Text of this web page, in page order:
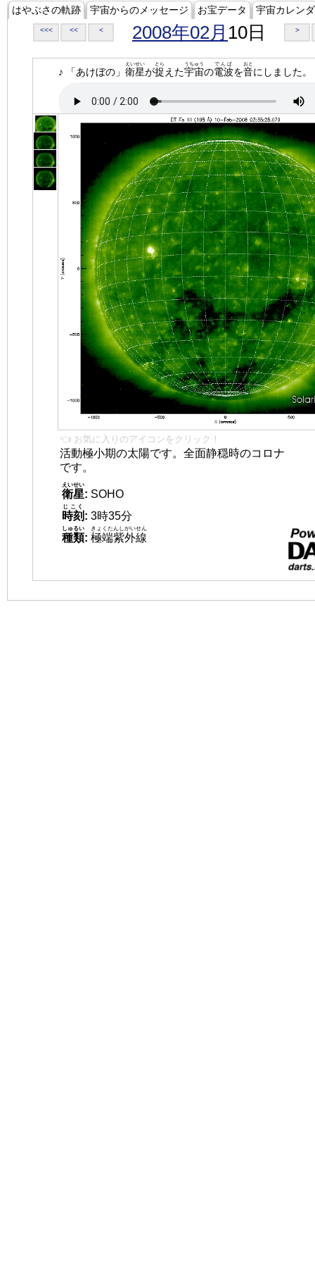
はやぶさの軌跡 宇宙からのメッセージ お宝データ 宇宙カレン
<<< << < 2008年02月 10日 >
♪ 「あけぼの」 衛星
えいせい
が捉
とら
えた宇宙
うちゅう
の電波
でんぱ
を音
おと
にしました。
👈 お気に入りのアイコンをクリック！
活動極小期の太陽です。全面静穏時のコロナ
です。
衛星
えいせい
: SOHO
時刻
じこく
: 3時35分
種類
しゅるい
: 極端紫外線
きょくたんしがいせん